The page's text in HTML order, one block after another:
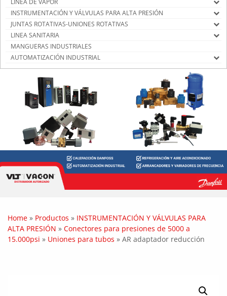
LINEA DE VAPOR
INSTRUMENTACIÓN Y VÁLVULAS PARA ALTA PRESIÓN
JUNTAS ROTATIVAS-UNIONES ROTATIVAS
LINEA SANITARIA
MANGUERAS INDUSTRIALES
AUTOMATIZACIÓN INDUSTRIAL
Home » Productos » INSTRUMENTACIÓN Y VÁLVULAS PARA
ALTA PRESIÓN » Conectores para presiones de 5000 a
15.000psi » Uniones para tubos » AR adaptador reducción